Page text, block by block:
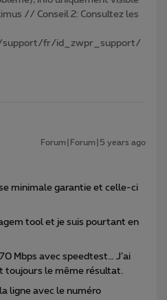
// Conseil 2: Consultez les
support/fr/id_zwpr_support/
Forum|Forum|5 years ago
minimale garantie et celle-ci
tool et je suis pourtant en
Mbps avec speedtest… J’ai
toujours le même résultat.
ligne avec le numéro